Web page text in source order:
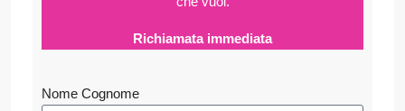
Richiamata immediata
Nome Cognome